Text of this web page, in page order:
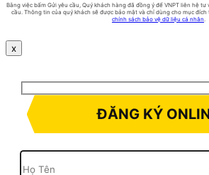
Bằng việc bấm Gửi yêu cầu, Quý khách hàng đã đồng ý để VNPT liên hệ
cầu. Thông tin của quý khách sẽ được bảo mật và chỉ dùng cho mục
chính sách bảo vệ dữ liệu cá nhân
x
ĐĂNG KÝ